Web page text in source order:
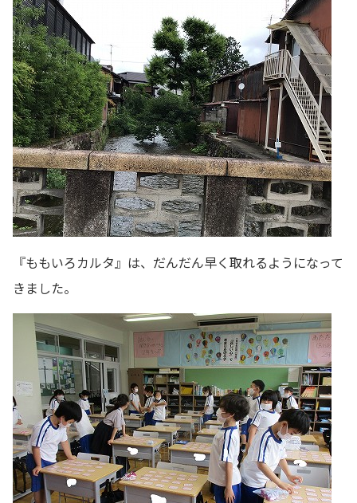
『ももいろカルタ』は、だんだん早く取れるようになって
きました。